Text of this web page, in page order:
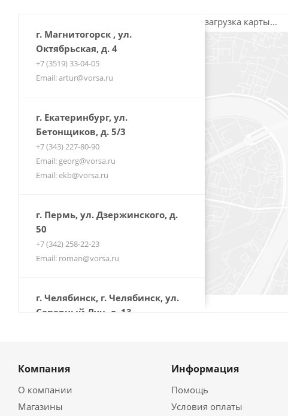
г. Магнитогорск , ул.
Октябрьская, д. 4
+7 (3519) 33-04-05
Email: artur@vorsa.ru
г. Екатеринбург, ул.
Бетонщиков, д. 5/3
+7 (343) 227-80-90
Email: georg@vorsa.ru
Email: ekb@vorsa.ru
г. Пермь, ул. Дзержинского, д.
50
+7 (342) 258-22-23
Email: roman@vorsa.ru
г. Челябинск, г. Челябинск, ул.
Северный Луч, д. 13
загрузка карты...
Компания
О компании
Магазины
Информация
Помощь
Условия оплаты